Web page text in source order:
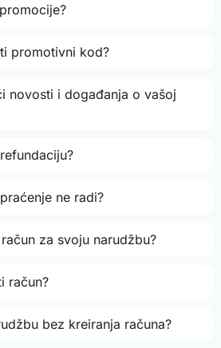
promotivni kod?
novosti i događanja o vašoj
ne radi?
za svoju narudžbu?
račun?
bez kreiranja računa?